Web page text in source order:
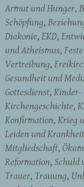
Armut und Hunger
Schöpfung
Diakonie EKD
und Atheismus
Vertreibung
Gesundheit und
Gottesdienst Kinder-
Kirchengeschichte
Konfirmation Krieg
Leiden und Krankheit
Mitgliedschaft
Reformation Schuld
Trauer Trauung